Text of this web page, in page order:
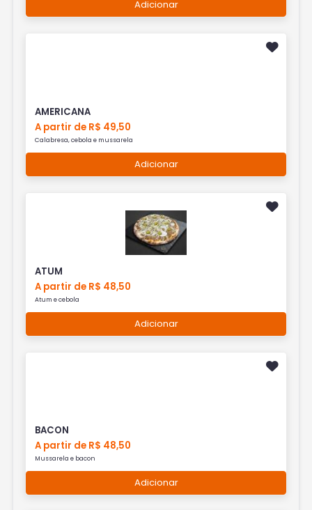
Adicionar
AMERICANA
A partir de R$ 49,50
Calabresa, cebola e mussarela
Adicionar
ATUM
A partir de R$ 48,50
Atum e cebola
Adicionar
BACON
A partir de R$ 48,50
Mussarela e bacon
Adicionar